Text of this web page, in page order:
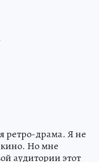
ретро-драма. Я не
кино. Но мне
аудитории этот